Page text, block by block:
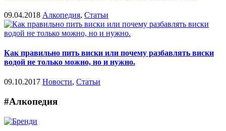
09.04.2018 Алкопедия, Статьи
Как правильно пить виски или почему разбавлять виски
водой не только можно, но и нужно.
09.10.2017 Новости, Статьи
#Алкопедия